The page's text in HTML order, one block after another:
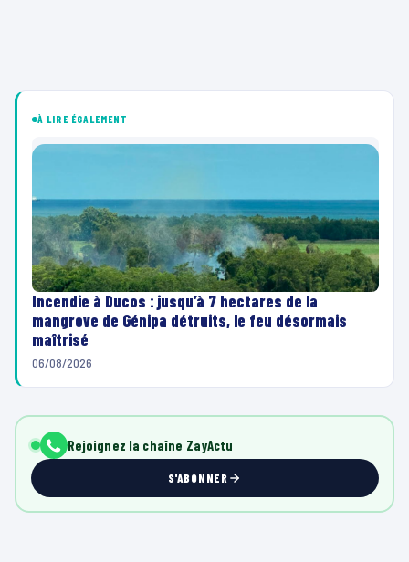
À LIRE ÉGALEMENT
Incendie à Ducos : jusqu’à 7 hectares de la
mangrove de Génipa détruits, le feu désormais
maîtrisé
06/08/2026
Rejoignez la chaîne ZayActu
S'ABONNER